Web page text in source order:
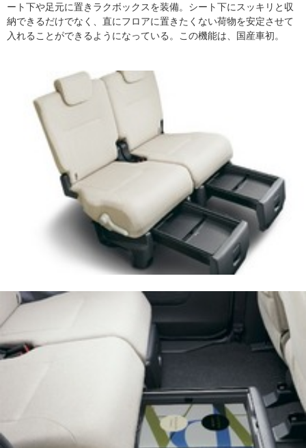
ート下や足元に置きラクボックスを装備。シート下にスッキリと収
納できるだけでなく、直にフロアに置きたくない荷物を安定させて
入れることができるようになっている。この機能は、国産車初。